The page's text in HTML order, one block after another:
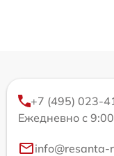
+7 (495) 023-
Ежедневно с